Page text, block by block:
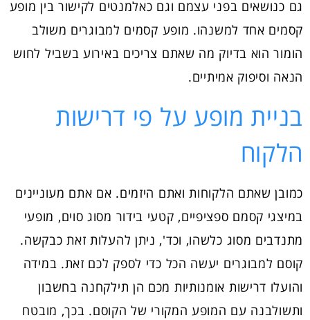
גם כנושאים בפני עצמם וגם כאלמנטים לקישור בין מופע
קסמים אחד למשנהו. מופע קסמים למבוגרים משולב
הומור הוא בדיוק מה שאתם צריכים באירוע בשביל לחוש
הנאה וסיפוק אמיתיים.
בניית מופע על פי דרישות
הלקוח
כמובן שאתם הלקוחות ואתם היזמים. אם אתם מעוניינים
במיצגי קסמם ספציפיים, קטעי בידור מסוג סוים, מופעי
מתנדבים מסוג כלשהו, וכד', ניתן להעלות זאת כבקשה.
קוסם למבוגרים יעשה הכל כדי לספק לכם זאת. במידה
והועלו דרישות אומנותיות מכם הן תילקחנה בחשבון
ותשולבנה עם המופע המקורי של הקוסם. בכך, מובטח